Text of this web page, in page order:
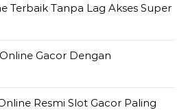
Terbaik Tanpa Lag Akses Super
Gacor Dengan
Resmi Slot Gacor Paling